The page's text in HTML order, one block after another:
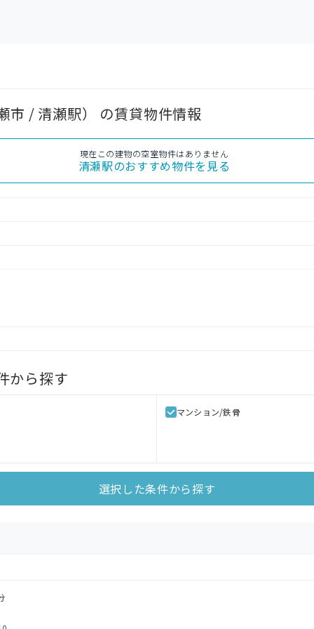
市 / 清瀬駅） の賃貸物件情報
現在この建物の空室物件はありません
清瀬駅のおすすめ物件を見る
から探す
マンション/鉄骨
選択した条件から探す